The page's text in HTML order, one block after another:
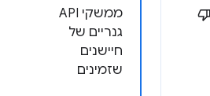
ממשקי API
גנריים של
חיישנים
שזמינים